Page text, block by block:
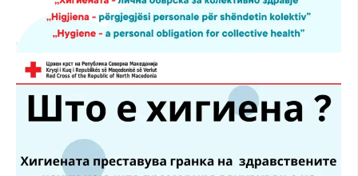
ДИСЕМИНАЦИЈА
ПРОМОЦИЈА НА ХУМАНИ ВРЕДНОСТИ
УПОТРЕБА И ЗАШТИТА НА АМБЛЕМОТ
СОЦИЈАЛНО ХУМАНИТАРНА ДЕЈНОСТ
КАКО ДА ДОНИРАТЕ